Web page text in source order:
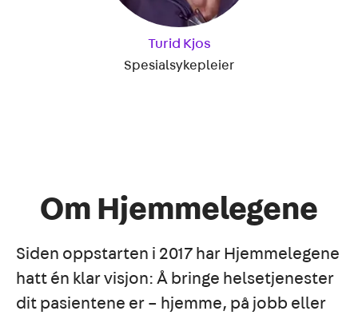
Turid Kjos
Spesialsykepleier
Om Hjemmelegene
Siden oppstarten i 2017 har Hjemmelegene
hatt én klar visjon: Å bringe helsetjenester
dit pasientene er – hjemme, på jobb eller